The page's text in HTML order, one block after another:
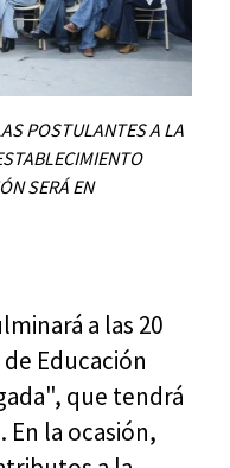
POSTULANTES A LA
SERÁ EN
a las 20
Educación
que tendrá
la ocasión,